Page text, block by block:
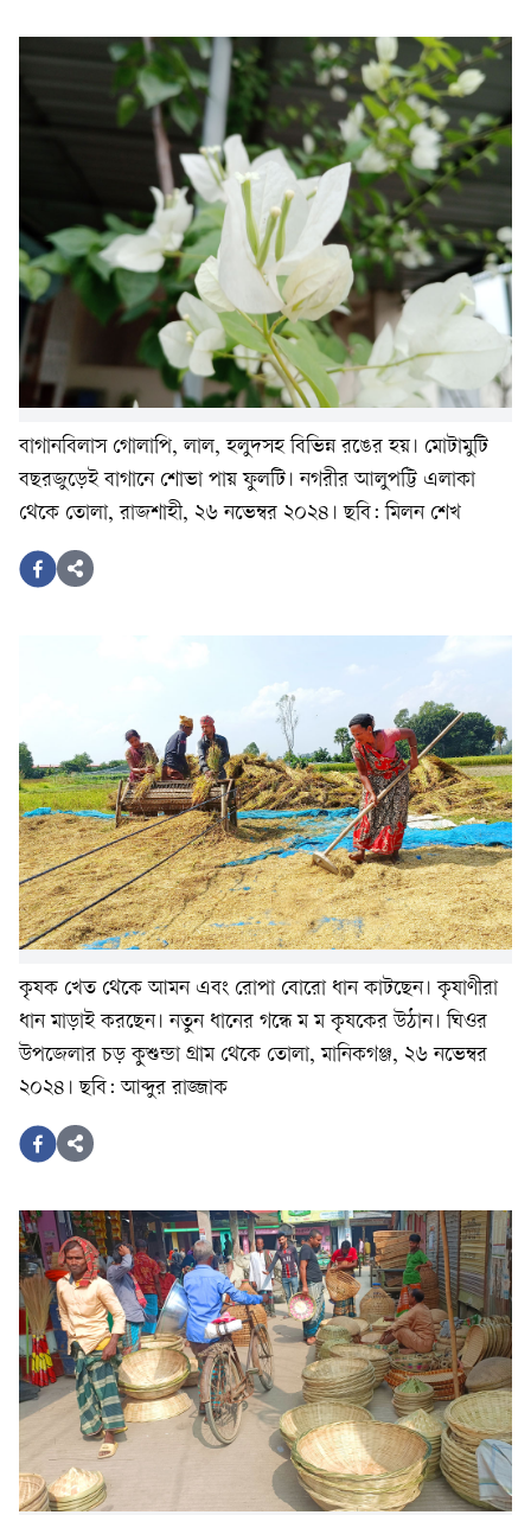
বাগানবিলাস গোলাপি, লাল, হলুদসহ বিভিন্ন রঙের হয়। মোটামুটি
বছরজুড়েই বাগানে শোভা পায় ফুলটি। নগরীর আলুপট্টি এলাকা
থেকে তোলা, রাজশাহী, ২৬ নভেম্বর ২০২৪। ছবি: মিলন শেখ
কৃষক খেত থেকে আমন এবং রোপা বোরো ধান কাটছেন। কৃষাণীরা
ধান মাড়াই করছেন। নতুন ধানের গন্ধে ম ম কৃষকের উঠান। ঘিওর
উপজেলার চড় কুশুন্ডা গ্রাম থেকে তোলা, মানিকগঞ্জ, ২৬ নভেম্বর
২০২৪। ছবি: আব্দুর রাজ্জাক